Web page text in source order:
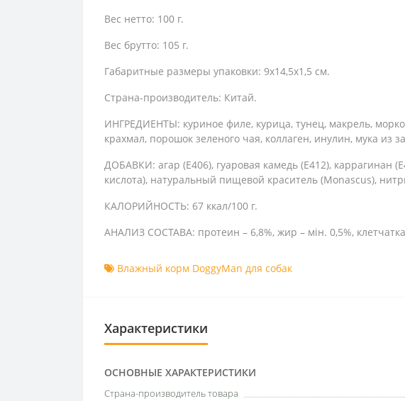
Вес нетто: 100 г.
Вес брутто: 105 г.
Габаритные размеры упаковки: 9х14,5х1,5 см.
Страна-производитель: Китай.
ИНГРЕДИЕНТЫ: куриное филе, курица, тунец, макрель,
крахмал, порошок зеленого чая, коллаген, инулин, мука
ДОБАВКИ: агар (E406), гуаровая камедь (E412), каррагинан
кислота), натуральный пищевой краситель (Monascus),
КАЛОРИЙНОСТЬ: 67 ккал/100 г.
АНАЛИЗ СОСТАВА: протеин – 6,8%, жир – мін. 0,5%, клетчатка
Влажный корм DoggyMan для собак
Характеристики
ОСНОВНЫЕ ХАРАКТЕРИСТИКИ
Страна-производитель товара